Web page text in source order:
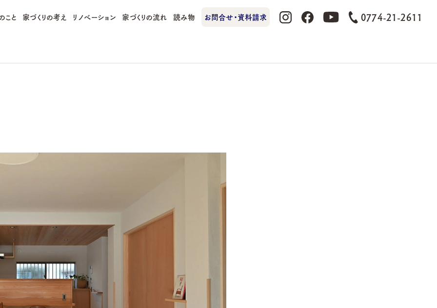
こと 家づくりの考え リノベーション 家づくりの流れ 読み物 お問合せ・資料請求 0774-21-2611